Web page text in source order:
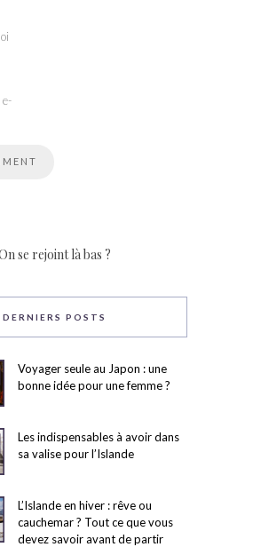
se rejoint là bas ?
DERNIERS POSTS
Voyager seule au Japon : une
bonne idée pour une femme ?
Les indispensables à avoir dans
sa valise pour l’Islande
L’Islande en hiver : rêve ou
cauchemar ? Tout ce que vous
devez savoir avant de partir